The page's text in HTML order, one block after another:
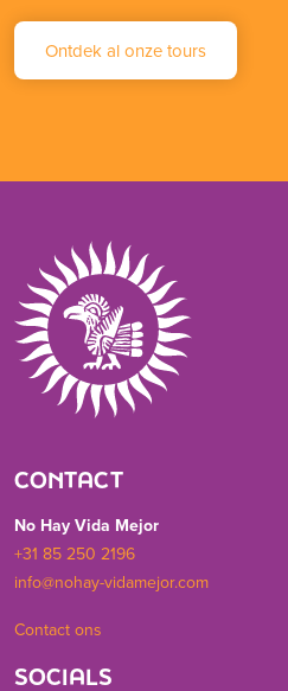
Ontdek al onze tours
CONTACT
No Hay Vida Mejor
+31 85 250 2196
info@nohay-vidamejor.com
Contact ons
SOCIALS